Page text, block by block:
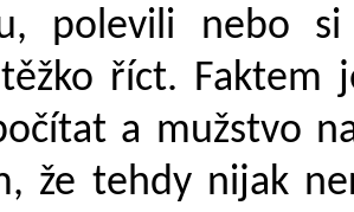
polevili nebo
říct. Faktem
a mužstvo
že tehdy nijak